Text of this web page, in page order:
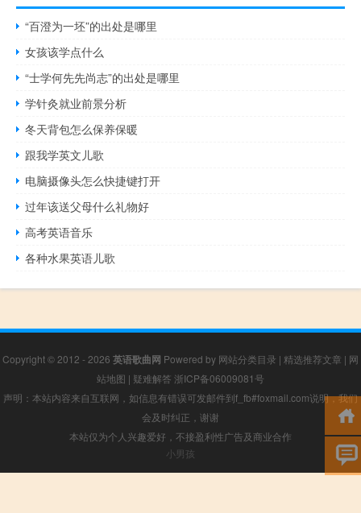
“百澄为一坯”的出处是哪里
女孩该学点什么
“士学何先先尚志”的出处是哪里
学针灸就业前景分析
冬天背包怎么保养保暖
跟我学英文儿歌
电脑摄像头怎么快捷键打开
过年该送父母什么礼物好
高考英语音乐
各种水果英语儿歌
Copyright © 2012 - 2026 英语歌曲网 Powered by 网站分类目录 | 精选推荐文章 | 网
站地图 | 疑难解答 浙ICP备06009081号
声明：本站内容来自互联网，如信息有错误可发邮件到f_fb#foxmail.com说明，我们
会及时纠正，谢谢
本站仅为个人兴趣爱好，不接盈利性广告及商业合作
小男孩